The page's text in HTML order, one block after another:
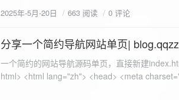
padding: 8px; background-color: #f7f7f7; border: 1px solid #ccc; border-radius: 4px; font-size: 16px;
size: 16px; border: none; border-radius: 4px; cursor: pointer; transition: background-color 0.3s ease; }
100%; height: 30px; background-color: #ddd; border-radius: 4px; margin-top: 20px; overflow: hidden; }
.progress-fill { height: 100%; background-color: #4caf50; width: 0; line-height: 30px; text-align: center;
https://www.lcayun.com/actcloud.html
2025年-5月-20日 663 阅读 0 评论
2025-5-19
分享一个简约导航网站单页|
一个简约的网站导航源码单页，直接新建index.html 把下方源码粘贴进去修改保存即可。 <!DOCTYPE html> <html lang="zh"> <head> <meta charset="UTF-8"> <meta name="viewport" content="width=device-width, initial-scale=1.0"> <title>导航网站 -blog.qqzzz.cn</title> <meta name="keywords" content="双虹云博客"> <meta name="description" content="双虹云博客。"> <meta name="author" content="导航网站"> <meta name="robots" content="index,follow"> <meta property="og:title" content="导航网站 - "> <meta property="og:description" content="双虹云。"> <meta property="og:type" content="website"> <link rel="icon" href="https://blog.qqzzz.cn/favicon.ico" type="image/x-icon"> <link rel="shortcut icon" href="https://blog.qqzzz.cn/favicon.ico" type="image/x-icon"> <style> /* 基础样式 */ * { margin: 0; padding: 0; box-sizing: border-box; } /* 主体样式 */ body { background: #f0f2f5; font-family: 'Microsoft YaHei', -apple-system, BlinkMacSystemFont, sans-serif; margin: 0; padding: 0; min-height: 100vh; overflow-x: hidden; position: relative; display: flex; flex-direction: column; } /* 容器样式 */ .container { max-width: 1200px; margin: 0 auto; padding: 20px; flex: 1; display: flex; flex-direction: column; align-items: center; width: 100%; } /* 主盒子样式 */ .main-box { background: white; box-shadow: 0 2px 12px rgba(0, 0, 0, 0.08); border-radius: 24px; border: 1px solid #e9ecef; width: 100%; max-width: 1000px; padding: 30px; margin: 0 auto 15px; transition: all 0.3s ease; position: relative; z-index: 2; } .main-box:hover { transform: translateY(-2px); box-shadow: 0 6px 25px rgba(0, 0, 0, 0.2); } /* 头部样式 */ .header { text-align: center; margin-bottom: 20px; padding-bottom: 15px; border-bottom: 1px solid rgba(255, 255, 255, 0.2); } .header h1 { font-size: 32px; background: linear-gradient(120deg, #2b5876 0%, #4e4376 100%); -webkit-background-clip: text; -webkit-text-fill-color: transparent; margin-bottom: 15px; } /* 提示框样式 */ .notice { background: transparent; padding: 0 25px; border-radius: 12px; margin-bottom: 15px; white-space: nowrap; overflow: hidden; text-overflow: ellipsis; } .notice p { color: #4facfe; font-size: 16px; line-height: 1; font-weight: bold; letter-spacing: 0.5px; margin: 0; } /* 流量卡领取样式 */ .flow-card, .flow-card-top { background: linear-gradient(120deg, #4facfe 0%, #00f2fe 100%); box-shadow: 0 3px 15px rgba(0, 0, 0, 0.1); border-radius: 12px; padding: 10px 15px; margin-bottom: 10px; text-align: center; position: relative; overflow: hidden; display: flex; justify-content: space-between; align-items: center; } .flow-card::before, .flow-card-top::before { content: ''; position: absolute; top: -10px; right: -10px; width: 80px; height: 80px; background: rgba(255, 255, 255, 0.1); border-radius: 50%; } .flow-card .text-content, .flow-card-top h3 { flex: 1; text-align: left; color: #ffffff; font-size: 16px; margin: 0; } .flow-card h2 { color: #ffffff; font-size: 18px; margin-bottom: 4px; font-weight: 600; } .flow-card p { color: rgba(255, 255, 255, 0.9); font-size: 14px; margin-bottom: 0; } .flow-card a, .flow-card-top a { display: inline-block; background: #ffffff; color: #2b5876; padding: 8px 0; border-radius: 50px; font-size: 15px; cursor: pointer; transition: all 0.3s ease; font-weight: 600; text-decoration: none; box-shadow: 0 4px 10px rgba(0, 0, 0, 0.1); margin: 0 5px; white-space: nowrap; width: 110px; text-align: center; } /* 所有按钮统一样式 */ .flow-card